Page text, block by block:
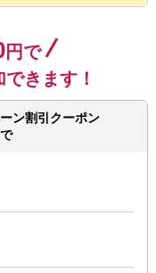
円で
きます！
ン割引クーポン